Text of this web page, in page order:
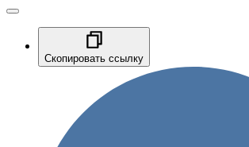
Скопировать ссылку